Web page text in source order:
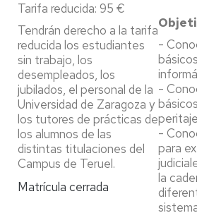
Tarifa reducida: 95 €
Tendrán derecho a la tarifa
reducida los estudiantes
sin trabajo, los
desempleados, los
jubilados, el personal de la
Universidad de Zaragoza y
los tutores de prácticas de
los alumnos de las
distintas titulaciones del
Campus de Teruel.
Matrícula cerrada
-
-
-
para
la